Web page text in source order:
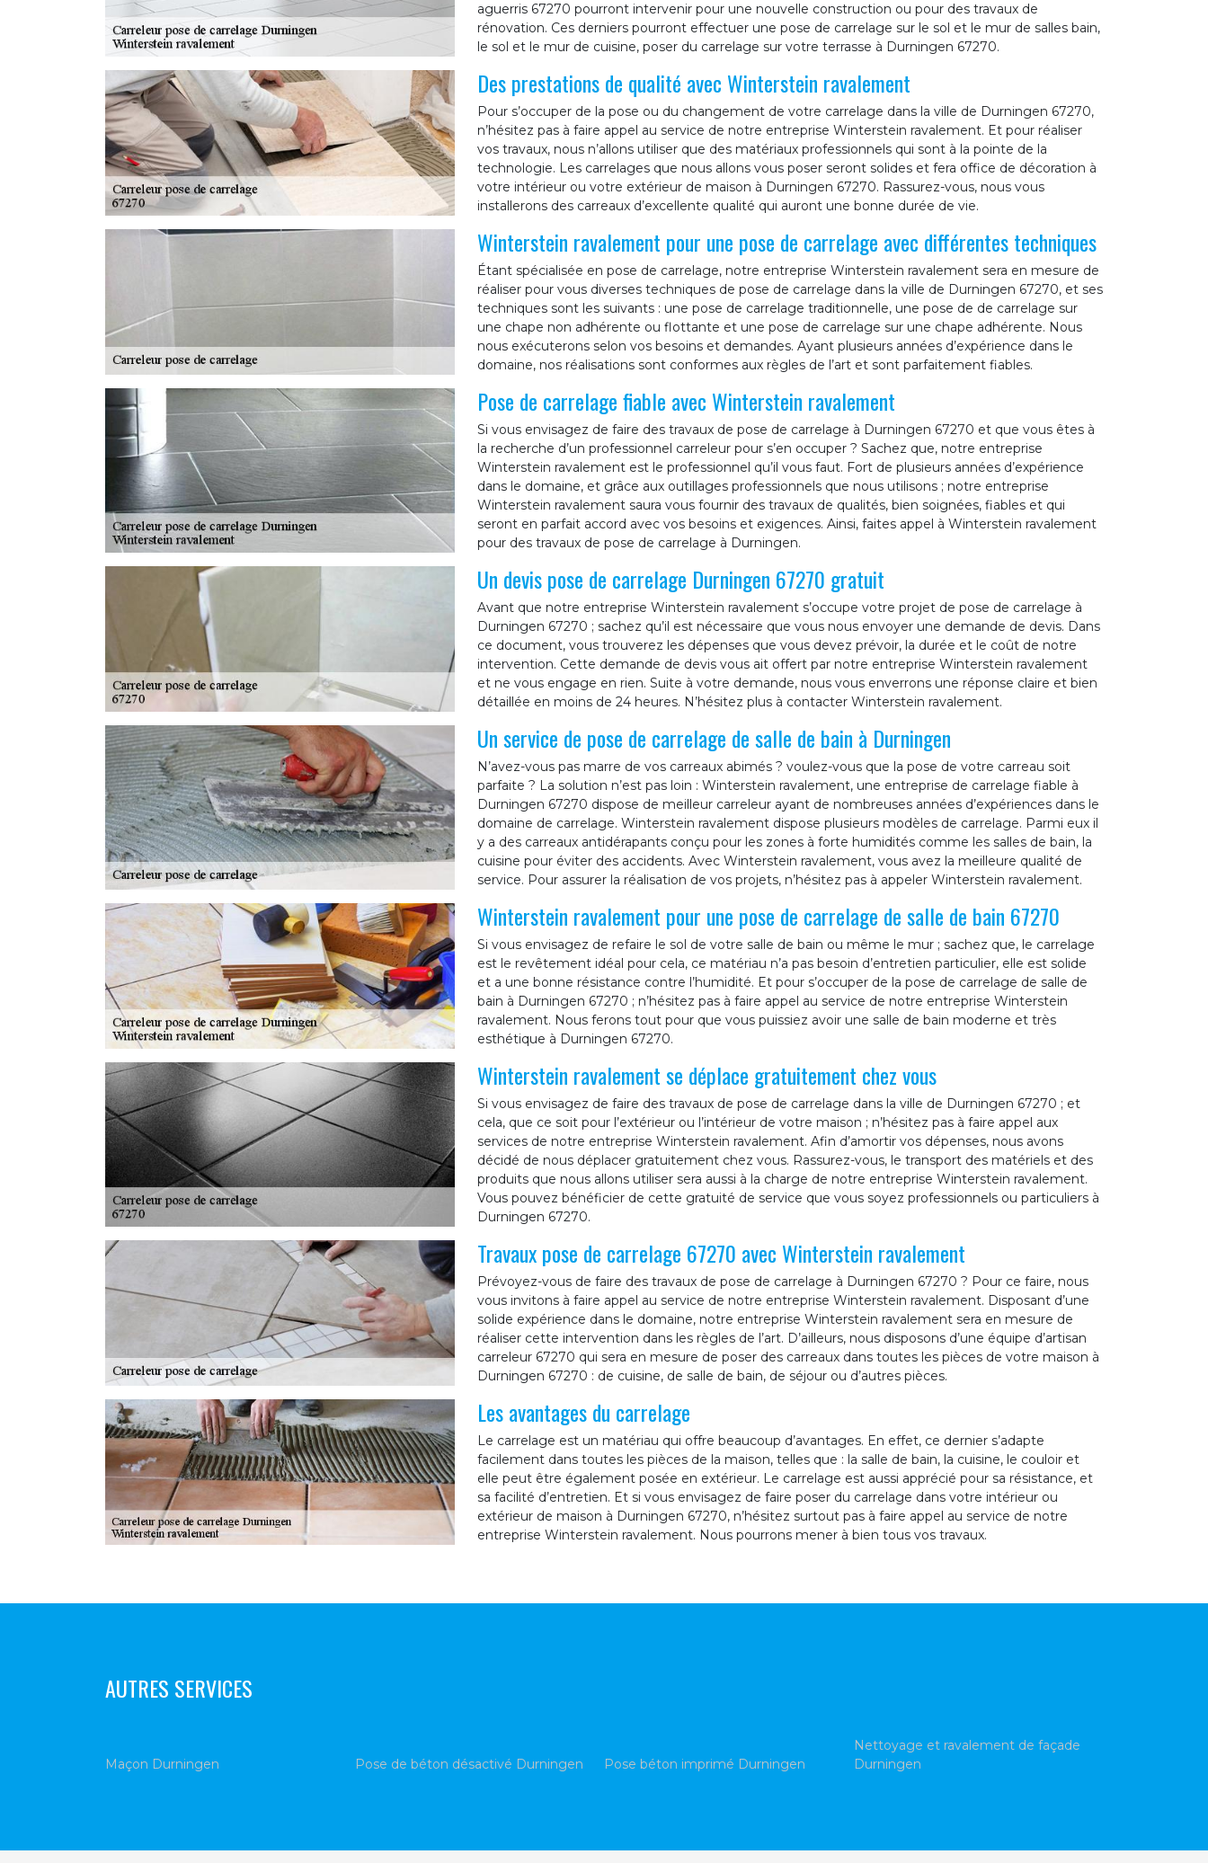
aguerris 67270 pourront intervenir pour une nouvelle construction ou pour des travaux de
rénovation. Ces derniers pourront effectuer une pose de carrelage sur le sol et le mur de salles bain,
le sol et le mur de cuisine, poser du carrelage sur votre terrasse à Durningen 67270.
Des prestations de qualité avec Winterstein ravalement
Pour s’occuper de la pose ou du changement de votre carrelage dans la ville de Durningen 67270,
n’hésitez pas à faire appel au service de notre entreprise Winterstein ravalement. Et pour réaliser
vos travaux, nous n’allons utiliser que des matériaux professionnels qui sont à la pointe de la
technologie. Les carrelages que nous allons vous poser seront solides et fera office de décoration à
votre intérieur ou votre extérieur de maison à Durningen 67270. Rassurez-vous, nous vous
installerons des carreaux d’excellente qualité qui auront une bonne durée de vie.
Winterstein ravalement pour une pose de carrelage avec différentes techniques
Étant spécialisée en pose de carrelage, notre entreprise Winterstein ravalement sera en mesure de
réaliser pour vous diverses techniques de pose de carrelage dans la ville de Durningen 67270, et ses
techniques sont les suivants : une pose de carrelage traditionnelle, une pose de de carrelage sur
une chape non adhérente ou flottante et une pose de carrelage sur une chape adhérente. Nous
nous exécuterons selon vos besoins et demandes. Ayant plusieurs années d’expérience dans le
domaine, nos réalisations sont conformes aux règles de l’art et sont parfaitement fiables.
Pose de carrelage fiable avec Winterstein ravalement
Si vous envisagez de faire des travaux de pose de carrelage à Durningen 67270 et que vous êtes à
la recherche d’un professionnel carreleur pour s’en occuper ? Sachez que, notre entreprise
Winterstein ravalement est le professionnel qu’il vous faut. Fort de plusieurs années d’expérience
dans le domaine, et grâce aux outillages professionnels que nous utilisons ; notre entreprise
Winterstein ravalement saura vous fournir des travaux de qualités, bien soignées, fiables et qui
seront en parfait accord avec vos besoins et exigences. Ainsi, faites appel à Winterstein ravalement
pour des travaux de pose de carrelage à Durningen.
Un devis pose de carrelage Durningen 67270 gratuit
Avant que notre entreprise Winterstein ravalement s’occupe votre projet de pose de carrelage à
Durningen 67270 ; sachez qu’il est nécessaire que vous nous envoyer une demande de devis. Dans
ce document, vous trouverez les dépenses que vous devez prévoir, la durée et le coût de notre
intervention. Cette demande de devis vous ait offert par notre entreprise Winterstein ravalement
et ne vous engage en rien. Suite à votre demande, nous vous enverrons une réponse claire et bien
détaillée en moins de 24 heures. N’hésitez plus à contacter Winterstein ravalement.
Un service de pose de carrelage de salle de bain à Durningen
N’avez-vous pas marre de vos carreaux abimés ? voulez-vous que la pose de votre carreau soit
parfaite ? La solution n’est pas loin : Winterstein ravalement, une entreprise de carrelage fiable à
Durningen 67270 dispose de meilleur carreleur ayant de nombreuses années d’expériences dans le
domaine de carrelage. Winterstein ravalement dispose plusieurs modèles de carrelage. Parmi eux il
y a des carreaux antidérapants conçu pour les zones à forte humidités comme les salles de bain, la
cuisine pour éviter des accidents. Avec Winterstein ravalement, vous avez la meilleure qualité de
service. Pour assurer la réalisation de vos projets, n’hésitez pas à appeler Winterstein ravalement.
Winterstein ravalement pour une pose de carrelage de salle de bain 67270
Si vous envisagez de refaire le sol de votre salle de bain ou même le mur ; sachez que, le carrelage
est le revêtement idéal pour cela, ce matériau n’a pas besoin d’entretien particulier, elle est solide
et a une bonne résistance contre l’humidité. Et pour s’occuper de la pose de carrelage de salle de
bain à Durningen 67270 ; n’hésitez pas à faire appel au service de notre entreprise Winterstein
ravalement. Nous ferons tout pour que vous puissiez avoir une salle de bain moderne et très
esthétique à Durningen 67270.
Winterstein ravalement se déplace gratuitement chez vous
Si vous envisagez de faire des travaux de pose de carrelage dans la ville de Durningen 67270 ; et
cela, que ce soit pour l’extérieur ou l’intérieur de votre maison ; n’hésitez pas à faire appel aux
services de notre entreprise Winterstein ravalement. Afin d’amortir vos dépenses, nous avons
décidé de nous déplacer gratuitement chez vous. Rassurez-vous, le transport des matériels et des
produits que nous allons utiliser sera aussi à la charge de notre entreprise Winterstein ravalement.
Vous pouvez bénéficier de cette gratuité de service que vous soyez professionnels ou particuliers à
Durningen 67270.
Travaux pose de carrelage 67270 avec Winterstein ravalement
Prévoyez-vous de faire des travaux de pose de carrelage à Durningen 67270 ? Pour ce faire, nous
vous invitons à faire appel au service de notre entreprise Winterstein ravalement. Disposant d’une
solide expérience dans le domaine, notre entreprise Winterstein ravalement sera en mesure de
réaliser cette intervention dans les règles de l’art. D’ailleurs, nous disposons d’une équipe d’artisan
carreleur 67270 qui sera en mesure de poser des carreaux dans toutes les pièces de votre maison à
Durningen 67270 : de cuisine, de salle de bain, de séjour ou d’autres pièces.
Les avantages du carrelage
Le carrelage est un matériau qui offre beaucoup d’avantages. En effet, ce dernier s’adapte
facilement dans toutes les pièces de la maison, telles que : la salle de bain, la cuisine, le couloir et
elle peut être également posée en extérieur. Le carrelage est aussi apprécié pour sa résistance, et
sa facilité d’entretien. Et si vous envisagez de faire poser du carrelage dans votre intérieur ou
extérieur de maison à Durningen 67270, n’hésitez surtout pas à faire appel au service de notre
entreprise Winterstein ravalement. Nous pourrons mener à bien tous vos travaux.
AUTRES SERVICES
Maçon Durningen Pose de béton désactivé Durningen Pose béton imprimé Durningen
Nettoyage et ravalement de façade
Durningen